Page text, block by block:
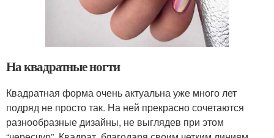
На квадратные ногти
Квадратная форма очень актуальна уже много лет
подряд не просто так. На ней прекрасно сочетаются
разнообразные дизайны, не выглядев при этом